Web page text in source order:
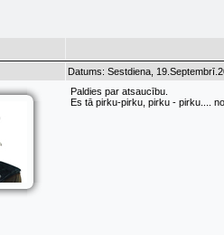
Datums: Sestdiena,
Paldies par atsaucību.
Es tā pirku-pirku, pirku - pirku....